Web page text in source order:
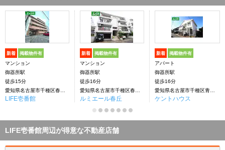
新着 掲載物件有
マンション
御器所駅
徒歩15分
LIFE壱番館
新着 掲載物件有
マンション
御器所駅
徒歩16分
ルミエール春丘
新着 掲載物件有
アパート
御器所駅
徒歩16分
ケントハウス
LIFE壱番館周辺が得意な不動産店舗